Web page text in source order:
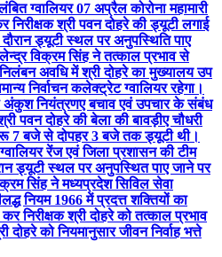
ग्वालियर 07 अप्रैल कोरोना महामारी
श्री पवन दोहरे की ड्यूटी लगाई
ड्यूटी स्थल पर अनुपस्थिति पाए
विक्रम सिंह ने तत्काल प्रभाव से
अवधि में श्री दोहरे का मुख्यालय उप
निर्वाचन कलेक्ट्रेट ग्वालियर रहेगा।
अंकुश नियंत्रणए बचाव एवं उपचार के संबंध
पवन दोहरे की बेला की बावड़ीए चौधरी
7 बजे से दोपहर 3 बजे तक ड्यूटी थी।
रेंज एवं जिला प्रशासन की टीम
ड्यूटी स्थल पर अनुपस्थित पाए जाने पर
सिंह ने मध्यप्रदेश सिविल सेवा
नियम 1966 में प्रदत्त शक्तियों का
निरीक्षक श्री दोहरे को तत्काल प्रभाव
को नियमानुसार जीवन निर्वाह भत्ते